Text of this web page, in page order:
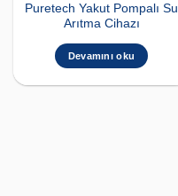
Puretech Yakut Pompalı Su
Arıtma Cihazı
Devamını oku